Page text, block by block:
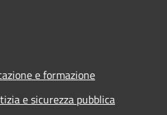
e formazione
e sicurezza pubblica